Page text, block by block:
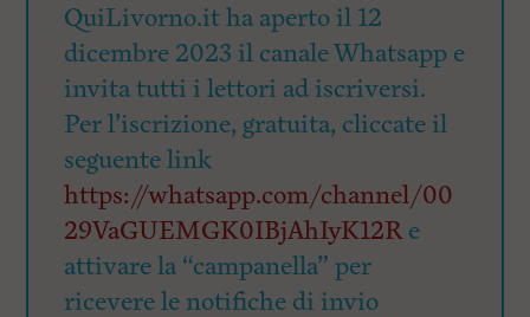
QuiLivorno.it ha aperto il 12
dicembre 2023 il canale Whatsapp e
invita tutti i lettori ad iscriversi.
Per l’iscrizione, gratuita, cliccate il
seguente link
https://whatsapp.com/channel/00
29VaGUEMGK0IBjAhIyK12Re
attivare la “campanella” per
ricevere le notifiche di invio